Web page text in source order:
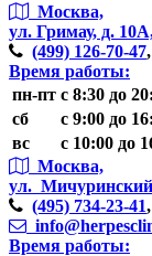
Москва,
ул. Гримау, д.
(499) 126-70-47,
Время работы:
пн-пт с 8:30 до
сб
с 9:00 до
вс
с 10:00 до
Москва,
ул.
(495) 734-23-41,
Время работы: